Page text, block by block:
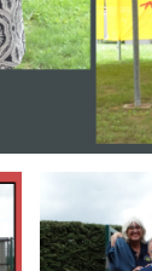
ARMCHAIR